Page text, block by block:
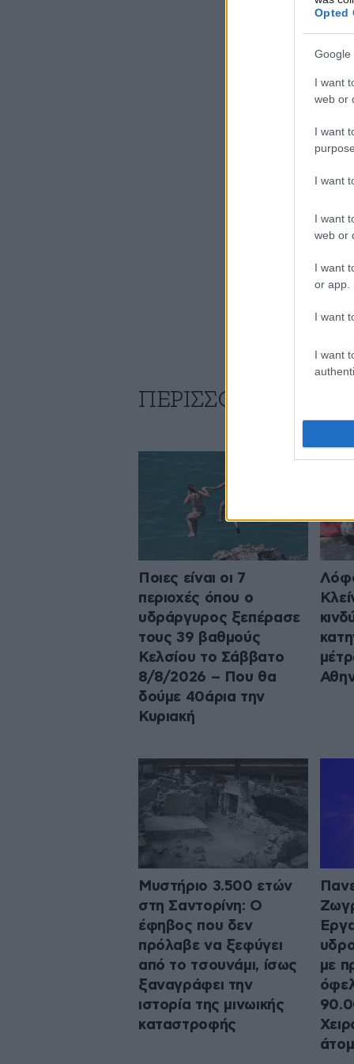
Opted
Google
I want
web or
I want
I want
I want
web or
I want
or app.
I want
I want
ΠΕΡΙΣΣΟΤΕΡΑ ΑΠΟ
Ποιες είναι οι 7
περιοχές όπου ο
υδράργυρος ξεπέρασε
τους 39 βαθμούς
Κελσίου το Σάββατο
8/8/2026 – Που θα
δούμε 40άρια την
Κυριακή
Μυστήριο 3.500 ετών
στη Σαντορίνη: Ο
έφηβος που δεν
πρόλαβε να ξεφύγει
από το τσουνάμι, ίσως
ξαναγράφει την
ιστορία της μινωικής
καταστροφής
με